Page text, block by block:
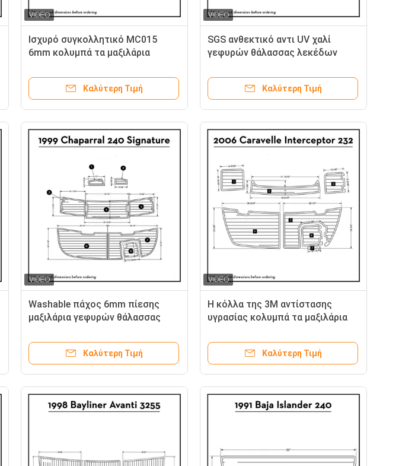
Ισχυρό συγκολλητικό MC015
6mm κολυμπά τα μαξιλάρια
Καλύτερη Τιμή
SGS ανθεκτικό αντι UV χαλί
γεφυρών θάλασσας λεκέδων
Καλύτερη Τιμή
Washable πάχος 6mm πίεσης
μαξιλάρια γεφυρών θάλασσας
Καλύτερη Τιμή
Η κόλλα της 3M αντίστασης
υγρασίας κολυμπά τα μαξιλάρια
Καλύτερη Τιμή